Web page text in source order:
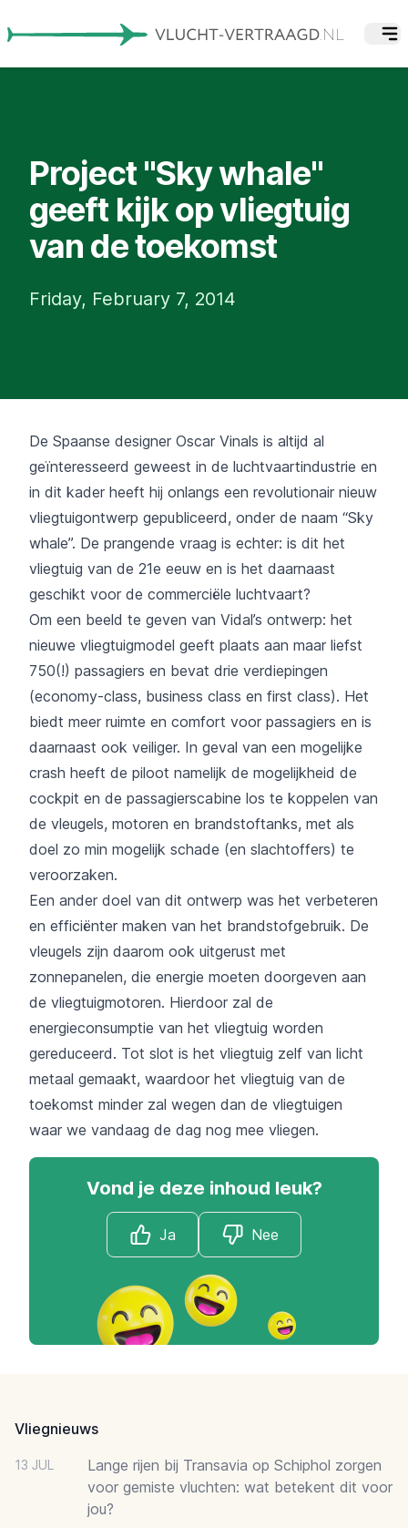
Project "Sky whale"
geeft kijk op vliegtuig
van de toekomst
Friday, February 7, 2014
De Spaanse designer Oscar Vinals is altijd al
geïnteresseerd geweest in de luchtvaartindustrie en
in dit kader heeft hij onlangs een revolutionair nieuw
vliegtuigontwerp gepubliceerd, onder de naam “Sky
whale”. De prangende vraag is echter: is dit het
vliegtuig van de 21e eeuw en is het daarnaast
geschikt voor de commerciële luchtvaart?
Om een beeld te geven van Vidal’s ontwerp: het
nieuwe vliegtuigmodel geeft plaats aan maar liefst
750(!) passagiers en bevat drie verdiepingen
(economy-class, business class en first class). Het
biedt meer ruimte en comfort voor passagiers en is
daarnaast ook veiliger. In geval van een mogelijke
crash heeft de piloot namelijk de mogelijkheid de
cockpit en de passagierscabine los te koppelen van
de vleugels, motoren en brandstoftanks, met als
doel zo min mogelijk schade (en slachtoffers) te
veroorzaken.
Een ander doel van dit ontwerp was het verbeteren
en efficiënter maken van het brandstofgebruik. De
vleugels zijn daarom ook uitgerust met
zonnepanelen, die energie moeten doorgeven aan
de vliegtuigmotoren. Hierdoor zal de
energieconsumptie van het vliegtuig worden
gereduceerd. Tot slot is het vliegtuig zelf van licht
metaal gemaakt, waardoor het vliegtuig van de
toekomst minder zal wegen dan de vliegtuigen
waar we vandaag de dag nog mee vliegen.
Vond je deze inhoud leuk?
Ja Nee
Vliegnieuws
13 JUL
Lange rijen bij Transavia op Schiphol zorgen
voor gemiste vluchten: wat betekent dit voor
jou?